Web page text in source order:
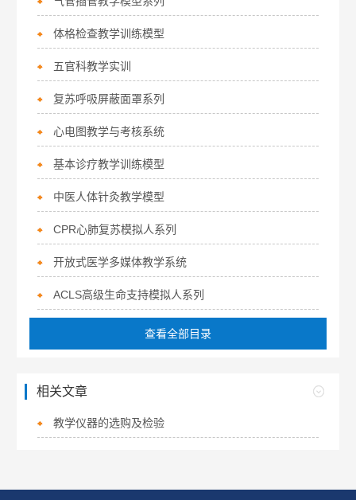
体格检查教学训练模型
五官科教学实训
复苏呼吸屏蔽面罩系列
心电图教学与考核系统
基本诊疗教学训练模型
中医人体针灸教学模型
CPR心肺复苏模拟人系列
开放式医学多媒体教学系统
ACLS高级生命支持模拟人系列
查看全部目录
相关文章
教学仪器的选购及检验